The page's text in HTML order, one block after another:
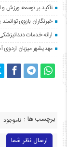
تأکید بر توسعه ورزش و
خبرنگاران بازوی
ارائه خدمات
مهدیشهر میزبان اردوی
برچسب ها : ناموجود
ارسال نظر شما